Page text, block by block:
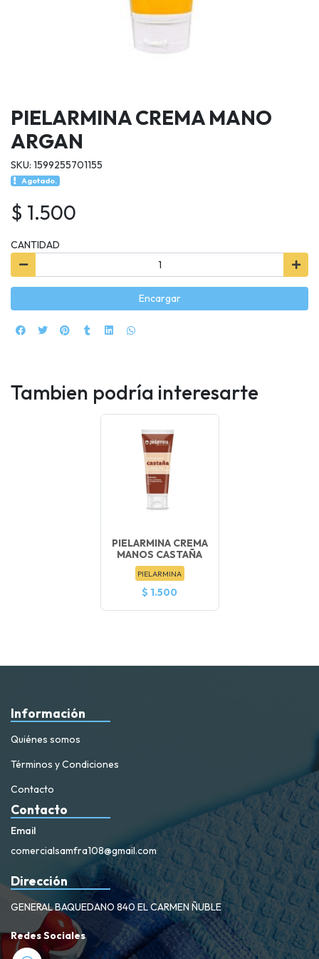
PIELARMINA CREMA MANO
ARGAN
SKU: 1599255701155
Agotado.
$ 1.500
CANTIDAD
Encargar
Tambien podría interesarte
PIELARMINA CREMA
MANOS CASTAÑA
PIELARMINA
$ 1.500
Información
Quiénes somos
Términos y Condiciones
Contacto
Contacto
Email
comercialsamfra108@gmail.com
Dirección
GENERAL BAQUEDANO 840 EL CARMEN ÑUBLE
Redes Sociales